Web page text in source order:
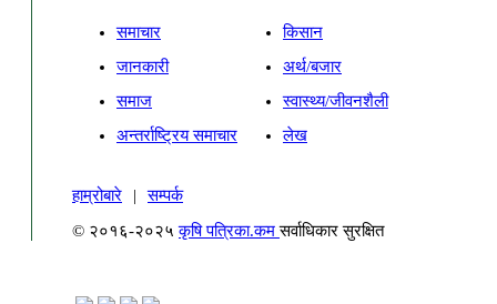
समाचार
किसान
जानकारी
अर्थ/बजार
समाज
स्वास्थ्य/जीवनशैली
अन्तर्राष्ट्रिय समाचार
लेख
हाम्रोबारे |
सम्पर्क
© २०१६-२०२५कृषि पत्रिका.कमसर्वाधिकार सुरक्षित